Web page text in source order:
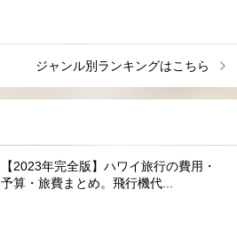
ジャンル別ランキングはこちら
【2023年完全版】ハワイ旅行の費用・
予算・旅費まとめ。飛行機代...